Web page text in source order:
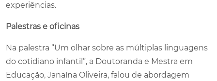
experiências.
Palestras e oficinas
Na palestra “Um olhar sobre as múltiplas linguagens
do cotidiano infantil”, a Doutoranda e Mestra em
Educação, Janaína Oliveira, falou de abordagem